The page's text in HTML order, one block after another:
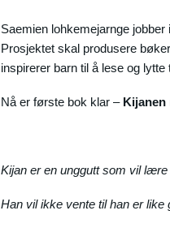
Saemien lohkemejarnge
Prosjektet skal produsere
inspirerer barn til å lese og
Nå er første bok klar – Kijanen
Kijan er en unggutt som vil
Han vil ikke vente til han er